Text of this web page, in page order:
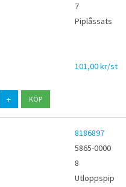
7
Piplåssats
101,00 kr/st
+
8186897
5865-0000
8
Utloppspip